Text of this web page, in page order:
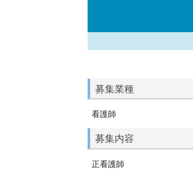
募集業種
看護師
募集内容
正看護師